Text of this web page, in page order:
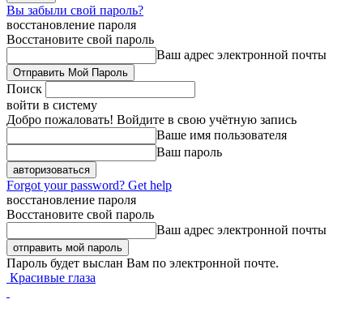
Вы забыли свой пароль?
восстановление пароля
Восстановите свой пароль
Ваш адрес электронной почты
Поиск
войти в систему
Добро пожаловать! Войдите в свою учётную запись
Ваше имя пользователя
Ваш пароль
Forgot your password? Get help
восстановление пароля
Восстановите свой пароль
Ваш адрес электронной почты
Пароль будет выслан Вам по электронной почте.
Красивые глаза